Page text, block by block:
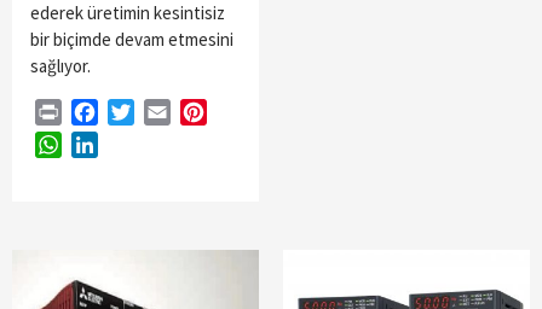
ederek üretimin kesintisiz
bir biçimde devam etmesini
sağlıyor.
Print FacebookTwitterEmail
WhatsApp